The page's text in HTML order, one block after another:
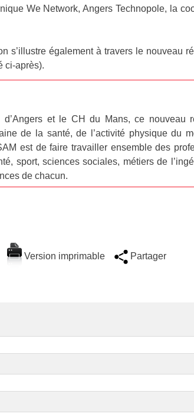
We Network, Angers Technopole, la
s’illustre également à travers le nouveau
ci-après).
et le CH du Mans, ce nouveau
de la santé, de l’activité physique du
est de faire travailler ensemble des
sport, sciences sociales, métiers de
de chacun.
Version imprimable Partager